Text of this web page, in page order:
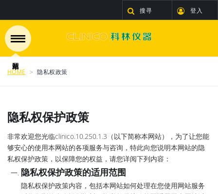
搜寻 登入
HOME 隐私权政策
隐私权保护政策
非常欢迎您光临clinico.10.250.1.3 （以下简称本网站），为了让您能
够安心的使用本网站的各项服务与咨询，特此向您说明本网站的隐
私权保护政策，以保障您的权益，请您详阅下列内容：
隐私权保护政策的适用范围
隐私权保护政策内容，包括本网站如何处理在您使用网站服务